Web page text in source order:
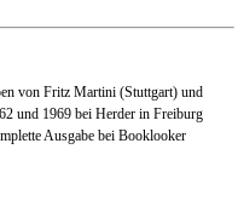
von Fritz Martini (Stuttgart) und
und 1969 bei Herder in Freiburg
Ausgabe bei Booklooker